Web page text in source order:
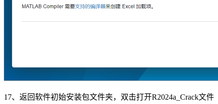
17、返回软件初始安装包文件夹，双击打开R2024a_Crack文件